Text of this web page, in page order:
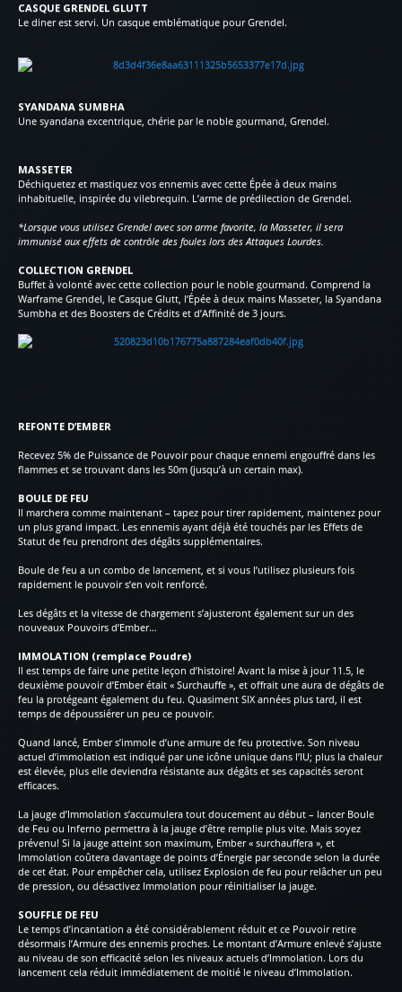
CASQUE GRENDEL GLUTT
Le diner est servi. Un casque emblématique pour Grendel.
SYANDANA SUMBHA
Une syandana excentrique, chérie par le noble gourmand, Grendel.
MASSETER
Déchiquetez et mastiquez vos ennemis avec cette Épée à deux mains
inhabituelle, inspirée du vilebrequin. L’arme de prédilection de Grendel.
*Lorsque vous utilisez Grendel avec son arme favorite, la Masseter, il sera
immunisé aux effets de contrôle des foules lors des Attaques Lourdes.
COLLECTION GRENDEL
Buffet à volonté avec cette collection pour le noble gourmand. Comprend la
Warframe Grendel, le Casque Glutt, l’Épée à deux mains Masseter, la Syandana
Sumbha et des Boosters de Crédits et d’Affinité de 3 jours.
REFONTE D’EMBER
Recevez 5% de Puissance de Pouvoir pour chaque ennemi engouffré dans les
flammes et se trouvant dans les 50m (jusqu’à un certain max).
BOULE DE FEU
Il marchera comme maintenant – tapez pour tirer rapidement, maintenez pour
un plus grand impact. Les ennemis ayant déjà été touchés par les Effets de
Statut de feu prendront des dégâts supplémentaires.
Boule de feu a un combo de lancement, et si vous l’utilisez plusieurs fois
rapidement le pouvoir s’en voit renforcé.
Les dégâts et la vitesse de chargement s’ajusteront également sur un des
nouveaux Pouvoirs d’Ember…
IMMOLATION (remplace Poudre)
Il est temps de faire une petite leçon d’histoire! Avant la mise à jour 11.5, le
deuxième pouvoir d’Ember était « Surchauffe », et offrait une aura de dégâts de
feu la protégeant également du feu. Quasiment SIX années plus tard, il est
temps de dépoussiérer un peu ce pouvoir.
Quand lancé, Ember s’immole d’une armure de feu protective. Son niveau
actuel d’immolation est indiqué par une icône unique dans l’IU; plus la chaleur
est élevée, plus elle deviendra résistante aux dégâts et ses capacités seront
efficaces.
La jauge d’Immolation s’accumulera tout doucement au début – lancer Boule
de Feu ou Inferno permettra à la jauge d’être remplie plus vite. Mais soyez
prévenu! Si la jauge atteint son maximum, Ember « surchauffera », et
Immolation coûtera davantage de points d’Énergie par seconde selon la durée
de cet état. Pour empêcher cela, utilisez Explosion de feu pour relâcher un peu
de pression, ou désactivez Immolation pour réinitialiser la jauge.
SOUFFLE DE FEU
Le temps d’incantation a été considérablement réduit et ce Pouvoir retire
désormais l’Armure des ennemis proches. Le montant d’Armure enlevé s’ajuste
au niveau de son efficacité selon les niveaux actuels d’Immolation. Lors du
lancement cela réduit immédiatement de moitié le niveau d’Immolation.